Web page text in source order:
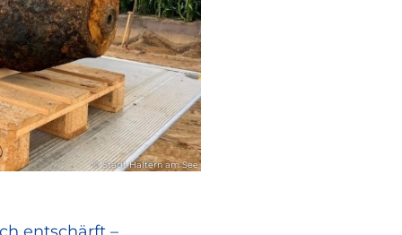
© Stadt Haltern am See